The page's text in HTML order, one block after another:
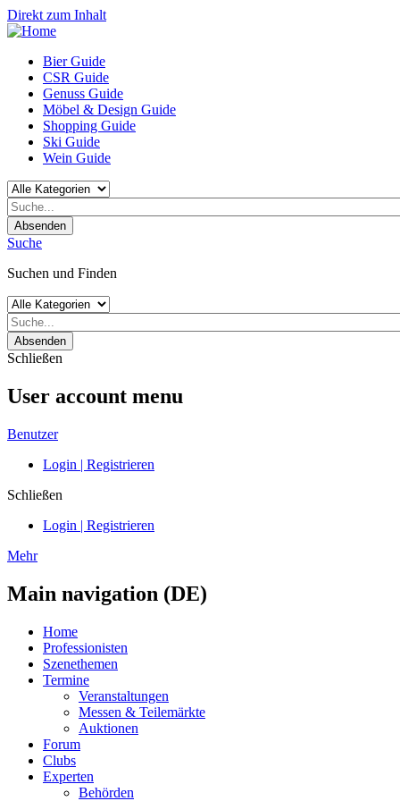
Direkt zum Inhalt
Bier Guide
CSR Guide
Genuss Guide
Möbel & Design Guide
Shopping Guide
Ski Guide
Wein Guide
Absenden
Suche
Suchen und Finden
Absenden
Schließen
User account menu
Benutzer
Login | Registrieren
Schließen
Login | Registrieren
Mehr
Main navigation (DE)
Home
Professionisten
Szenethemen
Termine
Veranstaltungen
Messen & Teilemärkte
Auktionen
Forum
Clubs
Experten
Behörden